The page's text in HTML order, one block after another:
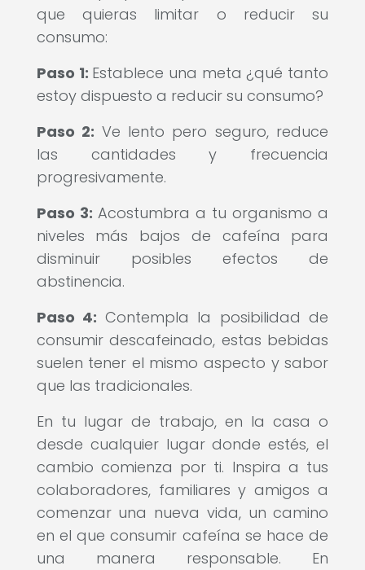
que quieras limitar o reducir su
consumo:
Paso 1: Establece una meta ¿qué tanto
estoy dispuesto a reducir su consumo?
Paso 2: Ve lento pero seguro, reduce
las cantidades y frecuencia
progresivamente.
Paso 3: Acostumbra a tu organismo a
niveles más bajos de cafeína para
disminuir posibles efectos de
abstinencia.
Paso 4: Contempla la posibilidad de
consumir descafeinado, estas bebidas
suelen tener el mismo aspecto y sabor
que las tradicionales.
En tu lugar de trabajo, en la casa o
desde cualquier lugar donde estés, el
cambio comienza por ti. Inspira a tus
colaboradores, familiares y amigos a
comenzar una nueva vida, un camino
en el que consumir cafeína se hace de
una manera responsable. En